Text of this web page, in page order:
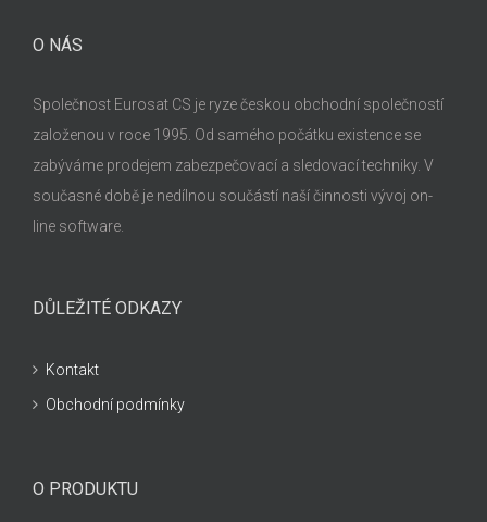
O NÁS
Společnost Eurosat CS je ryze českou obchodní společností
založenou v roce 1995. Od samého počátku existence se
zabýváme prodejem zabezpečovací a sledovací techniky. V
současné době je nedílnou součástí naší činnosti vývoj on-
line software.
DŮLEŽITÉ ODKAZY
Kontakt
Obchodní podmínky
O PRODUKTU